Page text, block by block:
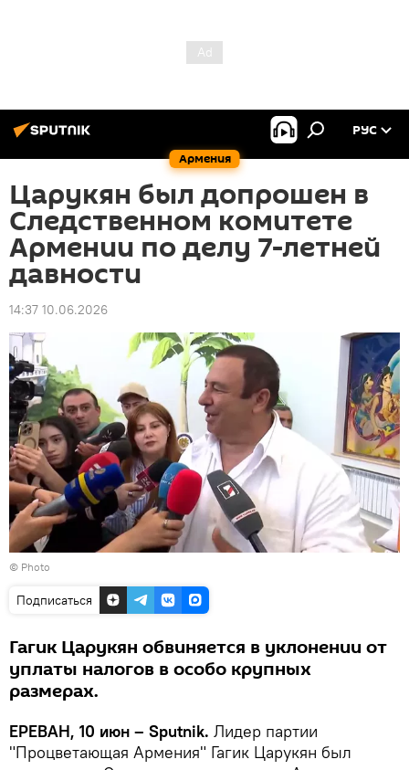
Армения
РУС
Царукян был допрошен в
Следственном комитете
Армении по делу 7-летней
давности
14:37 10.06.2026
© Photo
Подписаться
Гагик Царукян обвиняется в уклонении от
уплаты налогов в особо крупных
размерах.
ЕРЕВАН, 10 июн – Sputnik. Лидер партии
"Процветающая Армения" Гагик Царукян был